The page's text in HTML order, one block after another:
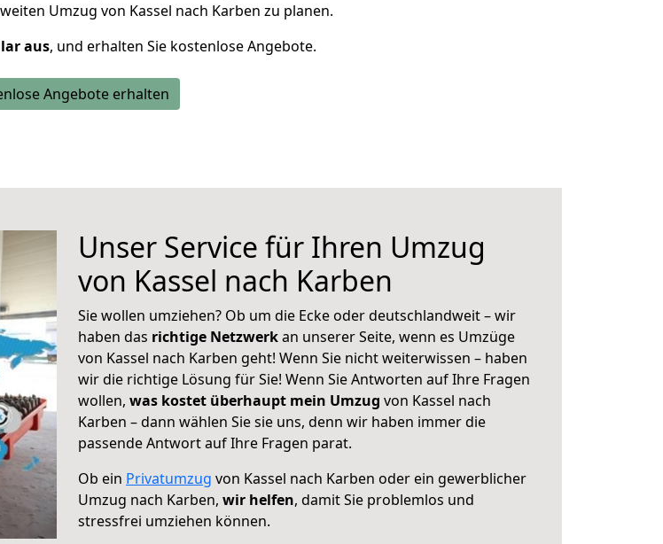
Umzug von Kassel nach Karben zu planen.
aus, und erhalten Sie kostenlose Angebote.
Angebote erhalten
Unser Service für Ihren Umzug
von Kassel nach Karben
Sie wollen umziehen? Ob um die Ecke oder deutschlandweit – wir
haben das richtige Netzwerkan unserer Seite, wenn es Umzüge
von Kassel nach Karben geht! Wenn Sie nicht weiterwissen – haben
wir die richtige Lösung für Sie! Wenn Sie Antworten auf Ihre Fragen
wollen, was kostet überhaupt mein Umzug von Kassel nach
Karben – dann wählen Sie sie uns, denn wir haben immer die
passende Antwort auf Ihre Fragen parat.
Ob ein Privatumzug von Kassel nach Karben oder ein gewerblicher
Umzug nach Karben, wir helfen, damit Sie problemlos und
stressfrei umziehen können.